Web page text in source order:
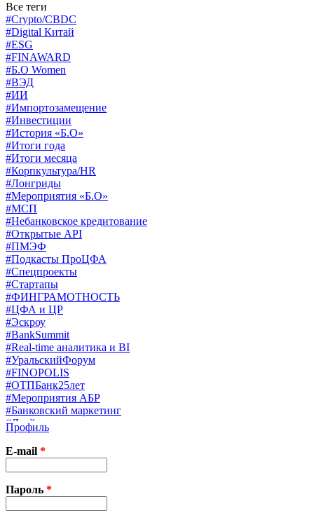
Все теги
#Crypto/CBDC
#Digital Китай
#ESG
#FINAWARD
#Б.О Women
#ВЭД
#ИИ
#Импортозамещение
#Инвестиции
#История «Б.О»
#Итоги года
#Итоги месяца
#Корпкультура/HR
#Лонгриды
#Мероприятия «Б.О»
#МСП
#Небанковское кредитование
#Открытые API
#ПМЭФ
#Подкасты ПроЦФА
#Спецпроекты
#Стартапы
#ФИНГРАМОТНОСТЬ
#ЦФА и ЦР
#Эскроу
#BankSummit
#Real-time аналитика и BI
#УральскийФорум
#FINOPOLIS
#ОТПБанк25лет
#Мероприятия АБР
#Банковский маркетинг
#Драйверы страхования
#Финконгресс ЦБ
#PB&WM
#UX/CX
#Экосистемы
X
Профиль
E-mail *
Пароль *